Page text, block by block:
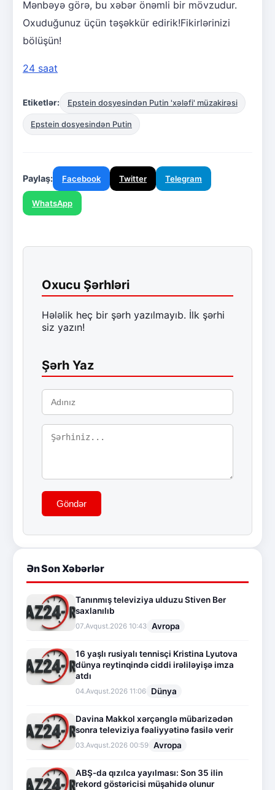
Mənbəyə görə, bu xəbər önəmli bir mövzudur.
Oxuduğunuz üçün təşəkkür edirik!Fikirlərinizi
bölüşün!
24 saat
Etiketlər: Epstein dosyesindən Putin 'xələfi' müzakirəsi
Epstein dosyesindən Putin
Paylaş: Facebook Twitter Telegram
WhatsApp
Oxucu Şərhləri
Hələlik heç bir şərh yazılmayıb. İlk şərhi
siz yazın!
Şərh Yaz
Göndər
Ən Son Xəbərlər
Tanınmış televiziya ulduzu Stiven Ber
saxlanılıb
07.Avqust.2026 10:43 Avropa
16 yaşlı rusiyalı tennisçi Kristina Lyutova
dünya reytinqində ciddi irəliləyişə imza
atdı
04.Avqust.2026 11:06 Dünya
Davina Makkol xərçənglə mübarizədən
sonra televiziya fəaliyyətinə fasilə verir
03.Avqust.2026 00:59 Avropa
ABŞ-da qızılca yayılması: Son 35 ilin
rekord göstəricisi müşahidə olunur